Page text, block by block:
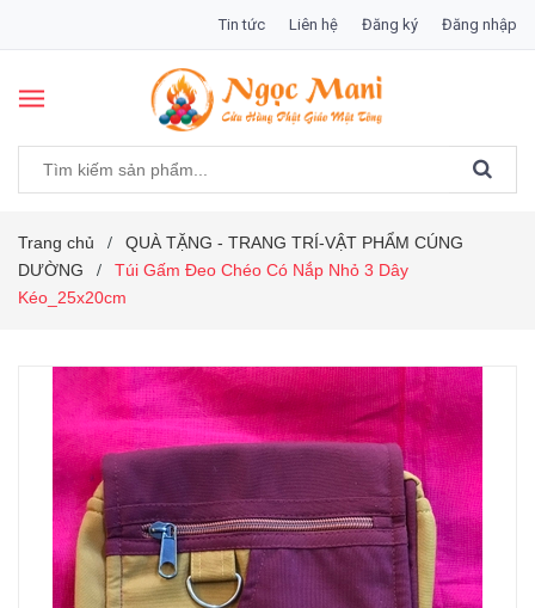
Tin tức Liên hệ Đăng ký Đăng nhập
Trang chủ /
QUÀ TẶNG - TRANG TRÍ-VẬT PHẨM CÚNG
DƯỜNG
/
Túi Gấm Đeo Chéo Có Nắp Nhỏ 3 Dây
Kéo_25x20cm